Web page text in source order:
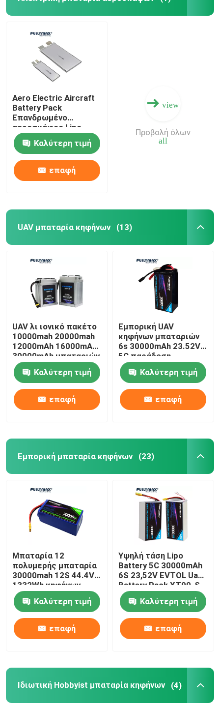
Προϊόντα
Γύρος εργοστασίων
επαφή
Νέα
Ηλεκτρική μπαταρία αεροσκαφών
UAV μπαταρία κηφήνων
Εμπορική μπαταρία κηφήνων
Aero Electric Aircraft
Battery Pack
Επανδρωμένο
αεροσκάφος Lipo
Battery Fullymax
BatteryΚαλύτερη τιμή
επαφή
view
all
Προβολή όλων
UAV μπαταρία κηφήνων (13)
UAV λι ιονικό πακέτο
10000mah 20000mah
12000mAh 16000mAh
30000mAh μπαταριών
κηφήνων
Καλύτερη τιμή
επαφή
Εμπορική UAV
κηφήνων μπαταριών
6s 30000mAh 23.52V
5C παράδοση
μεταφορών
αεροφωτογραφίας λι
ιονική
Καλύτερη τιμή
επαφή
Εμπορική μπαταρία κηφήνων (23)
Μπαταρία 12
πολυμερής μπαταρία
30000mah 12S 44.4V
1332Wh κηφήνων
γεωργίας λι κυττάρων
Καλύτερη τιμή
επαφή
Υψηλή τάση Lipo
Battery 5C 30000mAh
6S 23,52V EVTOL Uam
Battery Pack XT90-S
Plug
Καλύτερη τιμή
επαφή
Ιδιωτική Hobbyist μπαταρία κηφήνων (4)